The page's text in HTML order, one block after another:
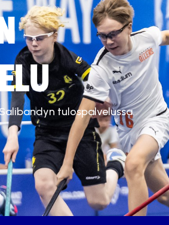
tulospalvelussa.